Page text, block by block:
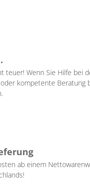
teuer! Wenn Sie Hilfe bei
kompetente Beratung
ab einem